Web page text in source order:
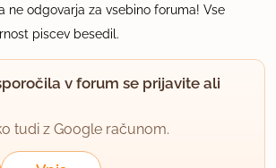
ne odgovarja za vsebino foruma! Vse
piscev besedil.
v forum se prijavite ali
tudi z Google računom.